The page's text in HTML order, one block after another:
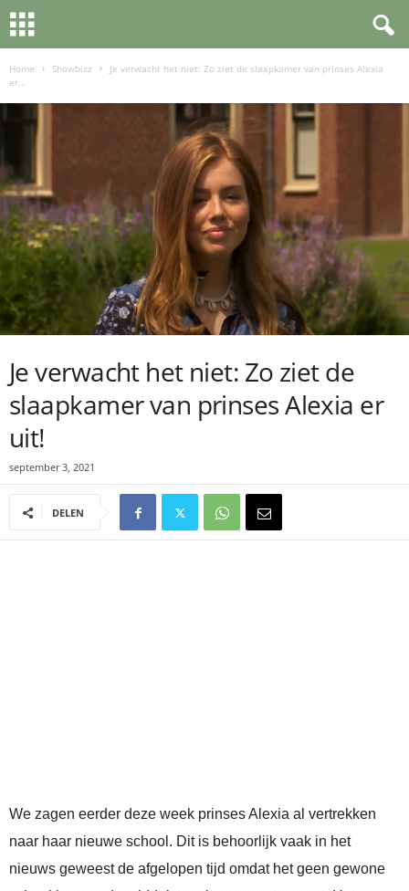
Home Showbizz
Je verwacht het niet: Zo ziet de slaapkamer van prinses Alexia
er...
Je verwacht het niet: Zo ziet de
slaapkamer van prinses Alexia er
uit!
september 3, 2021
DELEN
We zagen eerder deze week prinses Alexia al vertrekken
naar haar nieuwe school. Dit is behoorlijk vaak in het
nieuws geweest de afgelopen tijd omdat het geen gewone